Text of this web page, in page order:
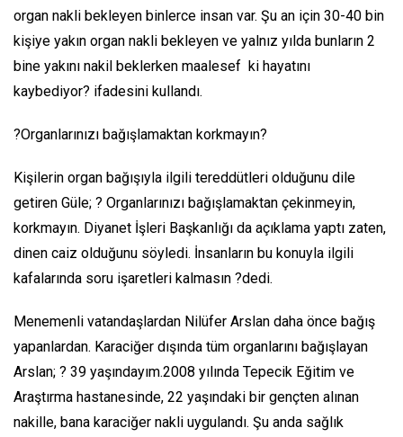
organ nakli bekleyen binlerce insan var. Şu an için 30-40 bin
kişiye yakın organ nakli bekleyen ve yalnız yılda bunların 2
bine yakını nakil beklerken maalesef ki hayatını
kaybediyor? ifadesini kullandı.
?Organlarınızı bağışlamaktan korkmayın?
Kişilerin organ bağışıyla ilgili tereddütleri olduğunu dile
getiren Güle; ? Organlarınızı bağışlamaktan çekinmeyin,
korkmayın. Diyanet İşleri Başkanlığı da açıklama yaptı zaten,
dinen caiz olduğunu söyledi. İnsanların bu konuyla ilgili
kafalarında soru işaretleri kalmasın ?dedi.
Menemenli vatandaşlardan Nilüfer Arslan daha önce bağış
yapanlardan. Karaciğer dışında tüm organlarını bağışlayan
Arslan; ? 39 yaşındayım.2008 yılında Tepecik Eğitim ve
Araştırma hastanesinde, 22 yaşındaki bir gençten alınan
nakille, bana karaciğer nakli uygulandı. Şu anda sağlık